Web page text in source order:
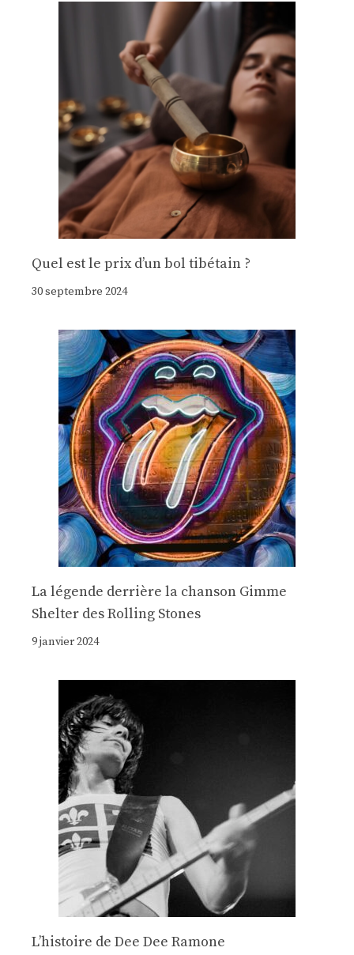
Quel est le prix d’un bol tibétain ?
30 septembre 2024
La légende derrière la chanson Gimme
Shelter des Rolling Stones
9 janvier 2024
Lʼhistoire de Dee Dee Ramone